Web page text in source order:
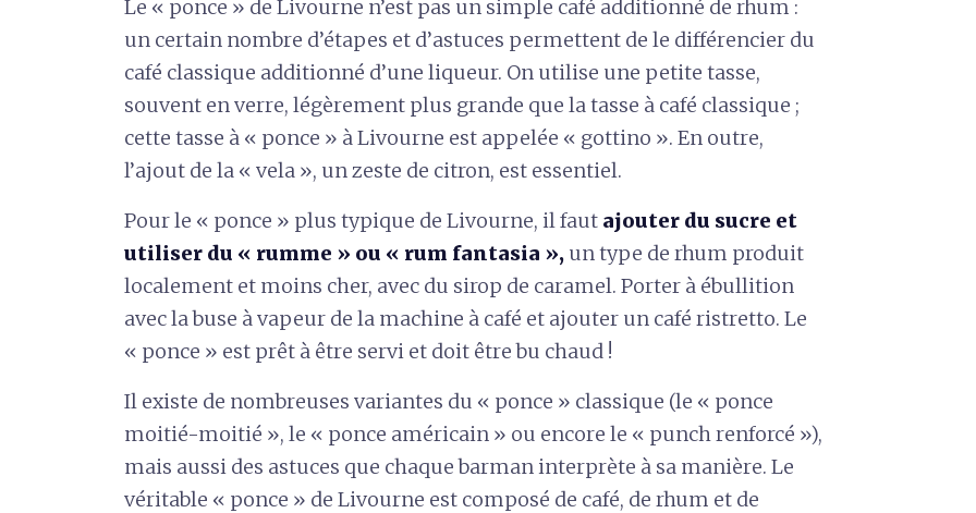
Le « ponce » de Livourne n’est pas un simple café additionné de rhum :
un certain nombre d’étapes et d’astuces permettent de le différencier du
café classique additionné d’une liqueur. On utilise une petite tasse,
souvent en verre, légèrement plus grande que la tasse à café classique ;
cette tasse à « ponce » à Livourne est appelée « gottino ». En outre,
l’ajout de la « vela », un zeste de citron, est essentiel.
Pour le « ponce » plus typique de Livourne, il faut ajouter du sucre et
utiliser du « rumme » ou « rum fantasia », un type de rhum produit
localement et moins cher, avec du sirop de caramel. Porter à ébullition
avec la buse à vapeur de la machine à café et ajouter un café ristretto. Le
« ponce » est prêt à être servi et doit être bu chaud !
Il existe de nombreuses variantes du « ponce » classique (le « ponce
moitié-moitié », le « ponce américain » ou encore le « punch renforcé »),
mais aussi des astuces que chaque barman interprète à sa manière. Le
véritable « ponce » de Livourne est composé de café, de rhum et de